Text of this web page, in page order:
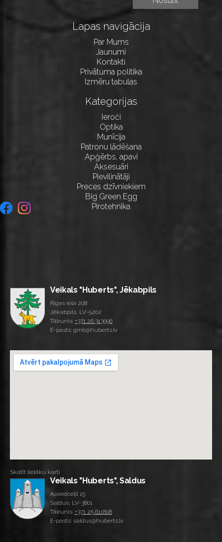
Lapas navigācija
Par Mums
Jaunumi
Kontakti
Privātuma politika
Izmēru tabulas
Kategorijas
Ieroči
Optika
Munīcija
Patronu lādēšana
Apģērbs, apavi
Aksesuāri
Pievilinātāji
Preces dzīvniekiem
Big Green Egg
Pirotehnika
Veikals "Huberts", Jēkabpils
Rīgas iela 208
Jēkabpils, LV-5202
Tālrunis: +371 26 313996
E-pasts: gmb@huberts.lv
Skatīt lielāku karti
Veikals "Huberts", Saldus
Apvedceļš 15
Saldus, LV-3801
Tālrunis: +371 25 611808
E-pasts: saldus@huberts.lv